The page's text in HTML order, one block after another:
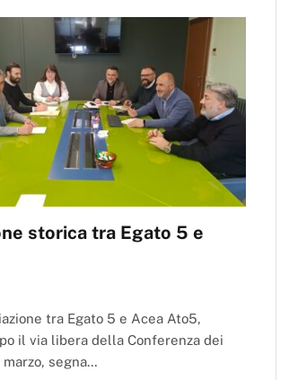
storica tra Egato 5 e
tra Egato 5 e Acea Ato5,
il via libera della Conferenza dei
segna…